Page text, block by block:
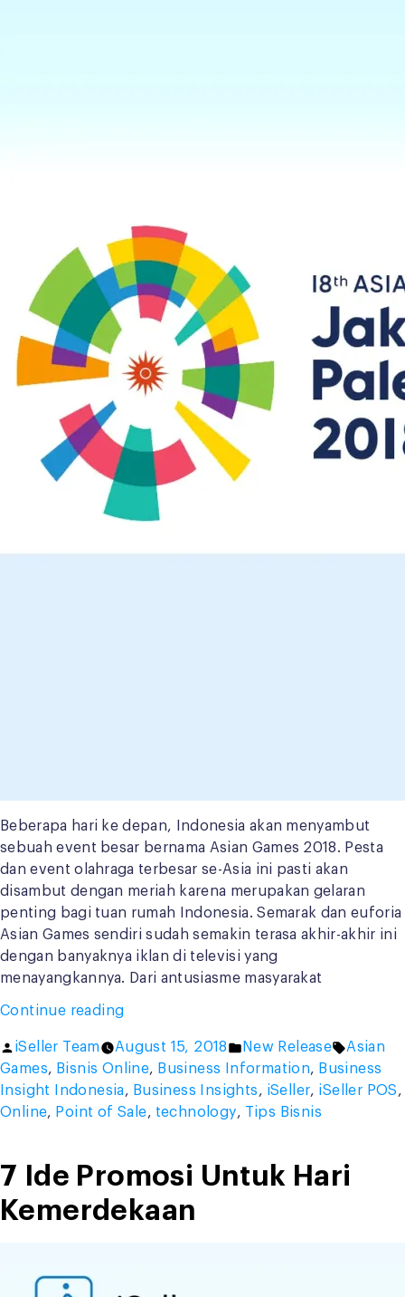
Beberapa hari ke depan, Indonesia akan menyambut
sebuah event besar bernama Asian Games 2018. Pesta
dan event olahraga terbesar se-Asia ini pasti akan
disambut dengan meriah karena merupakan gelaran
penting bagi tuan rumah Indonesia. Semarak dan euforia
Asian Games sendiri sudah semakin terasa akhir-akhir ini
dengan banyaknya iklan di televisi yang
menayangkannya. Dari antusiasme masyarakat
Continue reading“5
Usaha
Menguntungkan
di
Momen
2018”
Posted
by
iSeller Team August 15, 2018
Posted
in
New Release Tags:
Asian
Games, Bisnis Online, Business Information, Business
Insight Indonesia, Business Insights, iSeller, iSeller POS,
Online, Point of Sale, technology, Tips Bisnis
7 Ide Promosi Untuk Hari
Kemerdekaan